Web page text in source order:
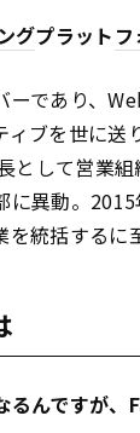
グプラット
であり、
ブを世に
として営業
異動。
を統括するに
るんですが